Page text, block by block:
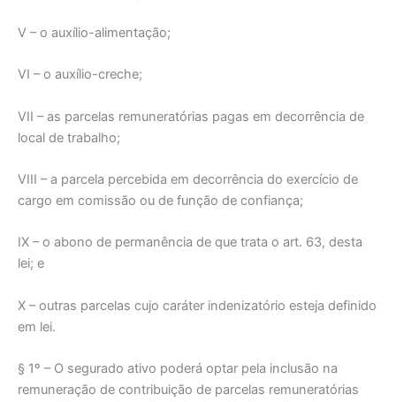
V – o auxílio-alimentação;
VI – o auxílio-creche;
VII – as parcelas remuneratórias pagas em decorrência de
local de trabalho;
VIII – a parcela percebida em decorrência do exercício de
cargo em comissão ou de função de confiança;
IX – o abono de permanência de que trata o art. 63, desta
lei; e
X – outras parcelas cujo caráter indenizatório esteja definido
em lei.
§ 1º – O segurado ativo poderá optar pela inclusão na
remuneração de contribuição de parcelas remuneratórias